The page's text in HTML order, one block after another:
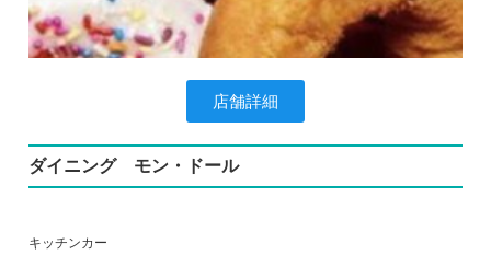
店舗詳細
ダイニング モン・ドール
キッチンカー